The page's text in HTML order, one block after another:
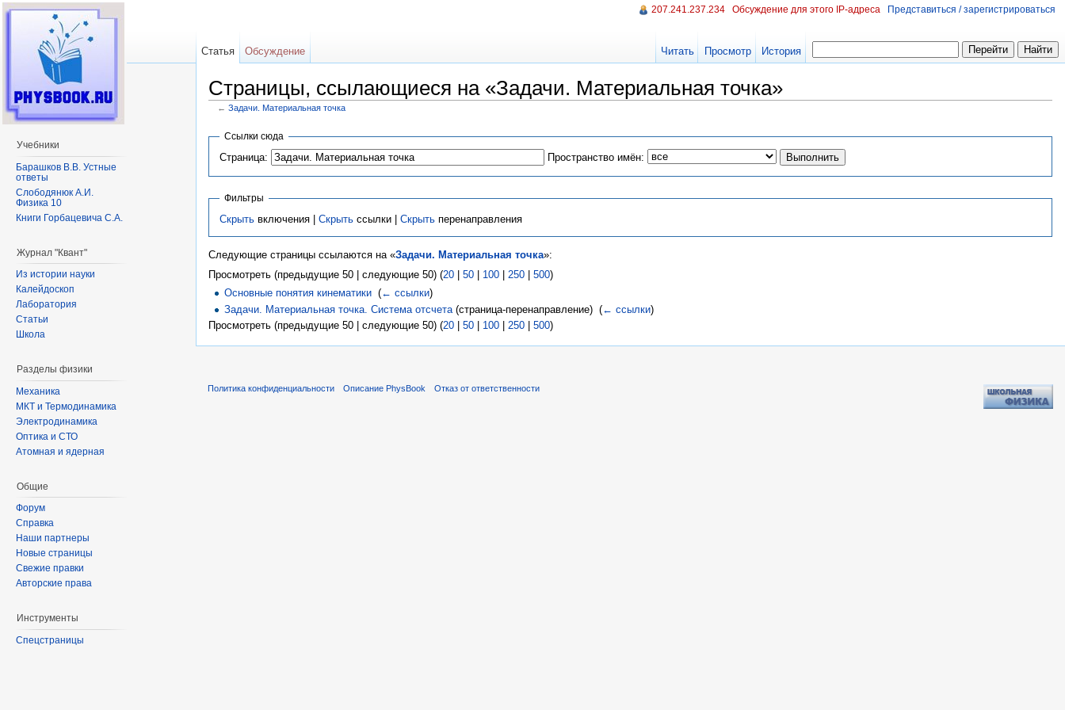
Страницы, ссылающиеся на «Задачи. Материальная точка»
← Задачи. Материальная точка
Ссылки сюда
Страница: Пространство имён:
Фильтры
Скрытьвключения | Скрытьссылки | Скрытьперенаправления
Следующие страницы ссылаются на «Задачи. Материальная точка»:
Просмотреть (предыдущие 50 | следующие 50) (20 50 100 250 500)
Основные понятия кинематики ‎(← ссылки)
Задачи. Материальная точка. Система отсчета (страница-перенаправление) ‎(← ссылки)
Просмотреть (предыдущие 50 | следующие 50) (20 50 100 250 500)
207.241.237.234 Обсуждение для этого IP-адреса Представиться / зарегистрироваться
Статья Обсуждение Читать Просмотр История
Учебники
Барашков В.В. Устные
ответы
Слободянюк А.И.
Физика 10
Книги Горбацевича С.А.
Журнал "Квант"
Из истории науки
Калейдоскоп
Лаборатория
Статьи
Школа
Разделы физики
Механика
МКТ и Термодинамика
Электродинамика
Оптика и СТО
Атомная и ядерная
Общие
Форум
Справка
Наши партнеры
Новые страницы
Свежие правки
Авторские права
Инструменты
Спецстраницы
Политика конфиденциальности Описание PhysBook Отказ от ответственности